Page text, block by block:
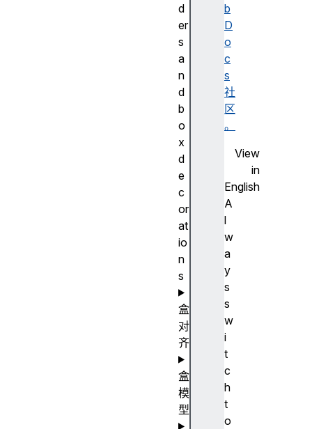
b
D
o
c
s
社
区
。
View
in
English
A
l
w
a
y
s
s
w
i
t
c
h
t
o
d
er
s
a
n
d
b
o
x
d
e
c
or
at
io
n
s
盒
对
齐
盒
模
型